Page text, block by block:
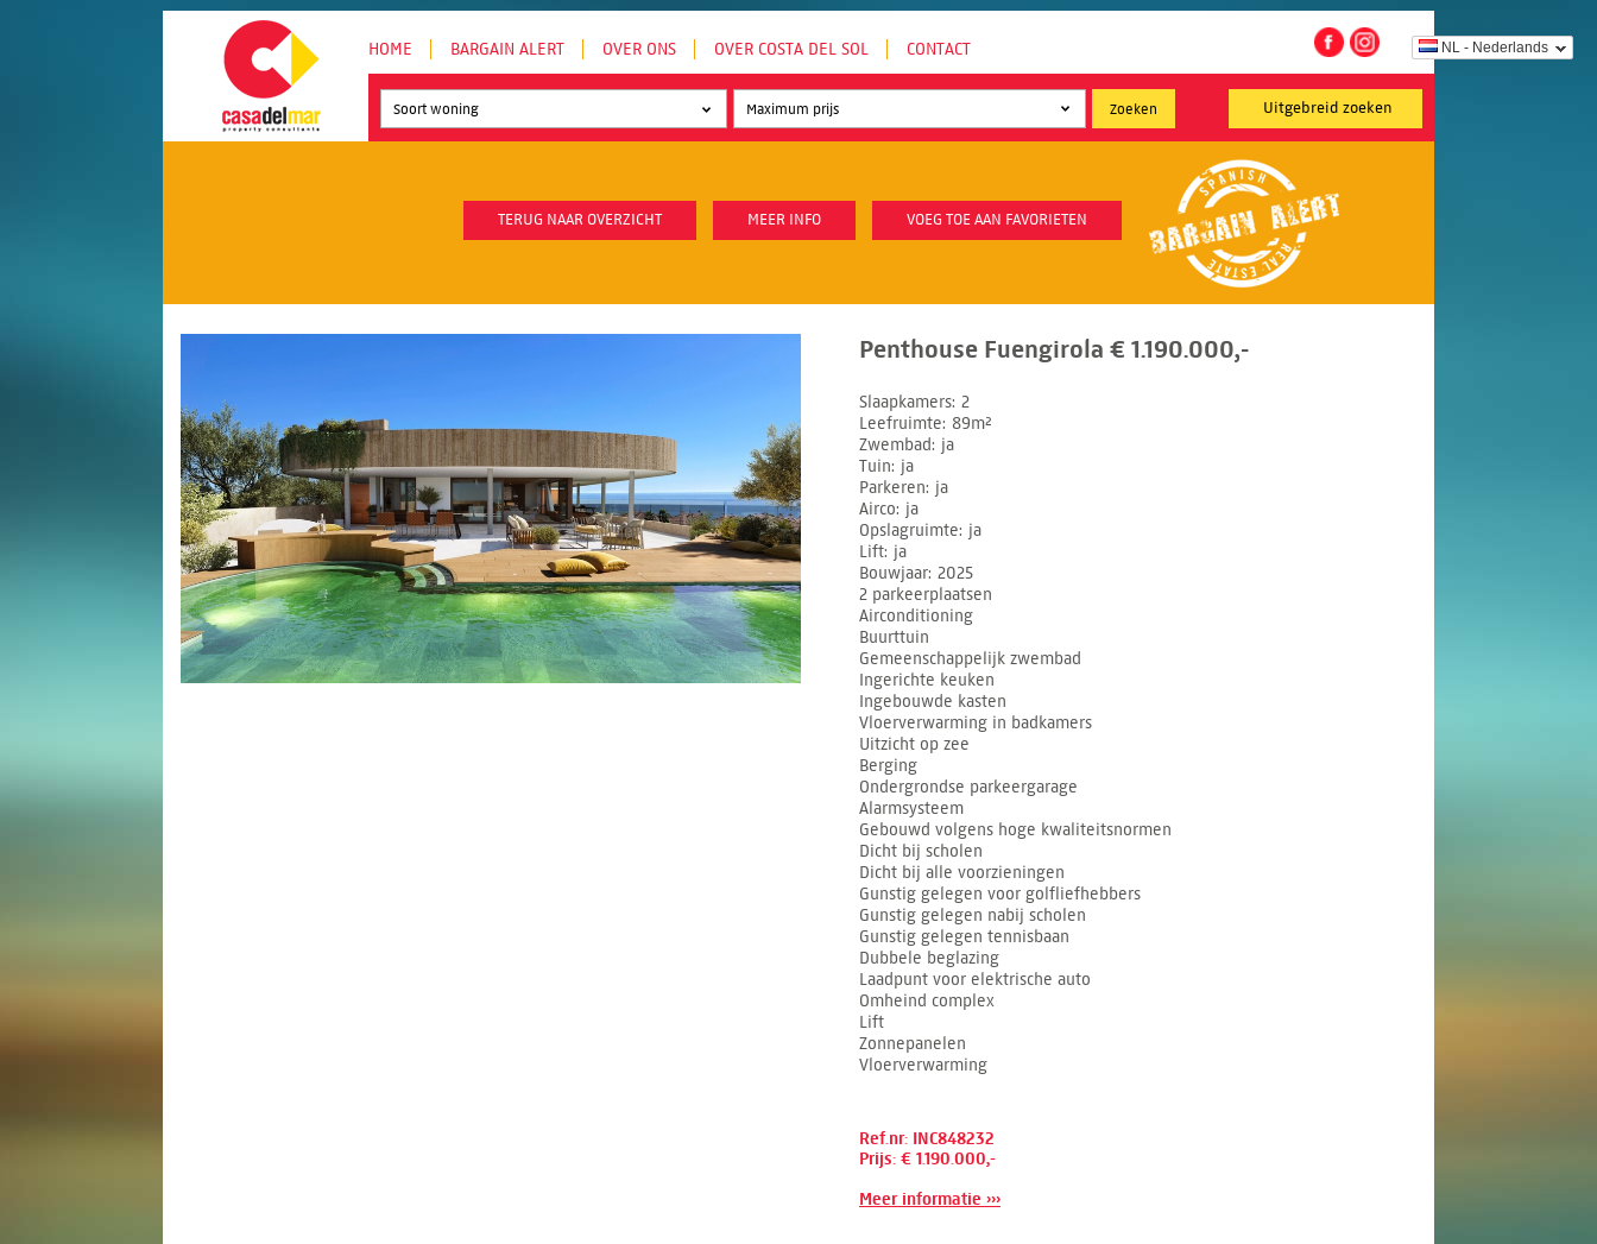
NL - Nederlands
HOME BARGAIN ALERT OVER ONS OVER COSTA DEL SOL CONTACT
Uitgebreid zoeken
Soort woning
TERUG NAAR OVERZICHT MEER INFO VOEG TOE AAN FAVORIETEN
Penthouse Fuengirola € 1.190.000,-
Slaapkamers 2
Leefruimte 89m²
Zwembad
ja
Tuin ja
Parkeren ja
Airco ja
Opslagruimte ja
Lift ja
Bouwjaar 2025
2 parkeerplaatsen
Airconditioning
Buurttuin
Gemeenschappelijk zwembad
Ingerichte keuken
Ingebouwde kasten
Vloerverwarming in badkamers
Uitzicht op zee
Berging
Ondergrondse parkeergarage
Alarmsysteem
Gebouwd volgens hoge kwaliteitsnormen
Dicht bij scholen
Dicht bij alle voorzieningen
Gunstig gelegen voor golfliefhebbers
Gunstig gelegen nabij scholen
Gunstig gelegen tennisbaan
Dubbele beglazing
Laadpunt voor elektrische auto
Omheind complex
Lift
Zonnepanelen
Vloerverwarming
Ref.nr: INC848232
Prijs: € 1.190.000,-
Meer informatie ›››